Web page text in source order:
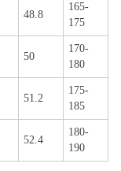
48.8
165-
175
50
170-
180
51.2
175-
185
52.4
180-
190